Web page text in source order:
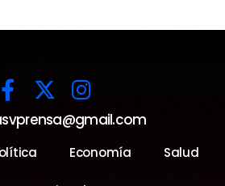
Economía Salud